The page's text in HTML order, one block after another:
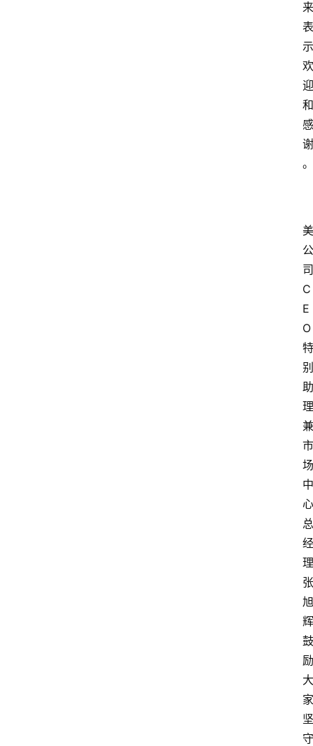
来
表
示
欢
迎
和
感
谢
。
美
公
司
C
E
O
特
别
助
理
兼
市
场
中
心
总
经
理
张
旭
辉
鼓
励
大
家
坚
守